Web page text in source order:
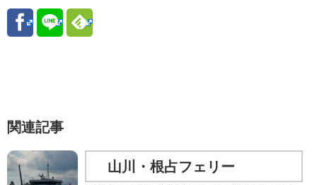
関連記事
山川・根占フェリー